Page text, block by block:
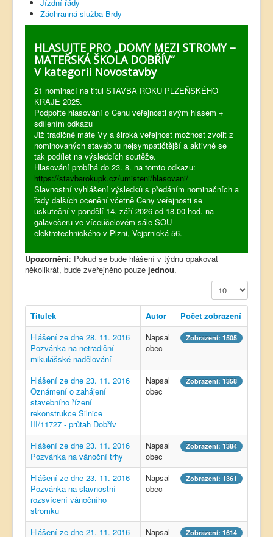
Jízdní řády
Záchranná služba Brdy
HLASUJTE PRO „DOMY MEZI STROMY –
MATEŘSKÁ ŠKOLA DOBŘÍV“
V kategorii Novostavby
21 nominací na titul STAVBA ROKU PLZEŇSKÉHO
KRAJE 2025.
Podpořte hlasování o Cenu veřejnosti svým hlasem +
sdílením odkazu
Již tradičně máte Vy a široká veřejnost možnost zvolit z
nominovaných staveb tu nejsympatičtější a aktivně se
tak podílet na výsledcích soutěže.
Hlasování probíhá do 23. 8. na tomto odkazu:
https://stavbarokupk.cz/umisteni/hlasovani/
Slavnostní vyhlášení výsledků s předáním nominačních a
řady dalších ocenění včetně Ceny veřejnosti se
uskuteční v pondělí 14. září 2026 od 18.00 hod. na
galavečeru ve víceúčelovém sále SOU
elektrotechnického v Plzni, Vejprnická 56.
Upozornění: Pokud se bude hlášení v týdnu opakovat
několikrát, bude zveřejněno pouze jednou.
Počet zobrazení
Titulek Autor
Počet zobrazení
Hlášení ze dne 28. 11. 2016
Pozvánka na netradiční
mikulášské nadělování
Napsal
obec
Zobrazení: 1505
Hlášení ze dne 23. 11. 2016
Oznámení o zahájení
stavebního řízení
rekonstrukce Silnice
III/11727 - průtah Dobřív
Napsal
obec
Zobrazení: 1358
Hlášení ze dne 23. 11. 2016
Pozvánka na vánoční trhy
Napsal
obec
Zobrazení: 1384
Hlášení ze dne 23. 11. 2016
Pozvánka na slavnostní
rozsvícení vánočního
stromku
Napsal
obec
Zobrazení: 1361
Hlášení ze dne 21. 11. 2016 Napsal Zobrazení: 1614